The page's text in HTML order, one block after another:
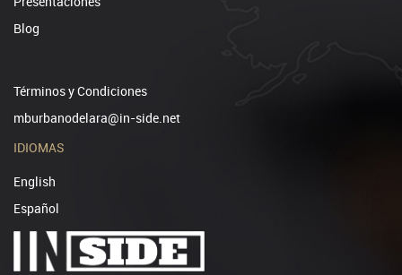
Blog
Términos y Condiciones
mburbanodelara@in-side.net
IDIOMAS
English
Español